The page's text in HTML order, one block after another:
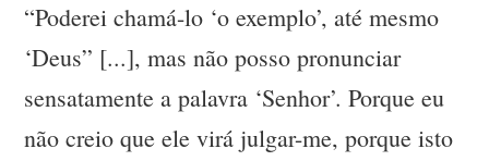
“Poderei chamá-lo ‘o exemplo’, até mesmo
‘Deus” [...], mas não posso pronunciar
sensatamente a palavra ‘Senhor’. Porque eu
não creio que ele virá julgar-me, porque isto